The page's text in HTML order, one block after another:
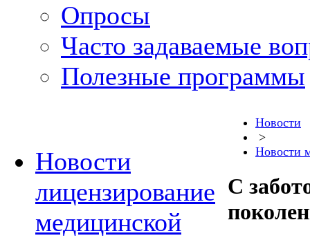
Опросы
Часто задаваемые
Полезные программы
Новости
лицензирование
медицинской
Новости
>
Новости
С